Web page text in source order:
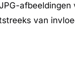
afbeeldingen
van